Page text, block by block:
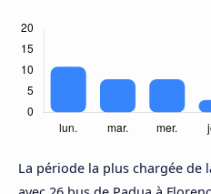
La période la plus chargée de